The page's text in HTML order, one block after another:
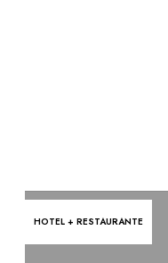
HOTEL + RESTAURANTE